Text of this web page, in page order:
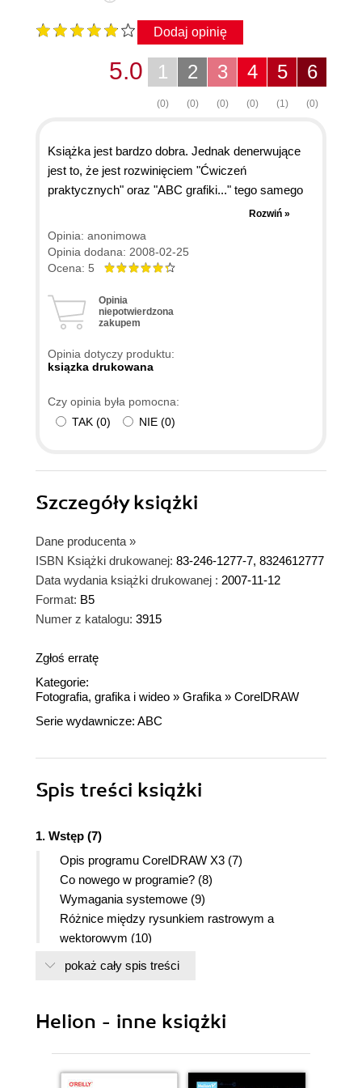
Dodaj opinię
6
(0)
5
(1)
4
(0)
3
(0)
2
(0)
1
(0)
5.0
Książka jest bardzo dobra. Jednak denerwujące
jest to, że jest rozwinięciem "Ćwiczeń
praktycznych" oraz "ABC grafiki..." tego samego
autora. Niestety, autorowi nie chciało się zmienić
wielu przykładów. Są identyczne. Szkoda, bo
książka mogła być pomyślana jako pozycja dla
bardziej zaawansowanych użytkowników
powielaniem samego siebie.
Rozwiń »
Opinia: anonimowa
Opinia dodana: 2008-02-25
Ocena: 5
Opinia
niepotwierdzona
zakupem
Opinia dotyczy produktu:
ksiązka drukowana
Czy opinia była pomocna:
TAK (0) NIE (0)
Szczegółyksiążki
Dane producenta »
ISBN Książki drukowanej: 83-246-1277-7, 8324612777
Data wydania książki drukowanej : 2007-11-12
Format: B5
Numer z katalogu: 3915
Zgłoś erratę
Kategorie:
Fotografia, grafika i wideo » Grafika » CorelDRAW
Serie wydawnicze: ABC
Spis treści książki
1. Wstęp (7)
Opis programu CorelDRAW X3 (7)
Co nowego w programie? (8)
Wymagania systemowe (9)
Różnice między rysunkiem rastrowym a
wektorowym (10)
2. Pierwsze kroki (15)
Podstawowe terminy (22)
(26)
pokaż cały spis treści
Helion - inne książki